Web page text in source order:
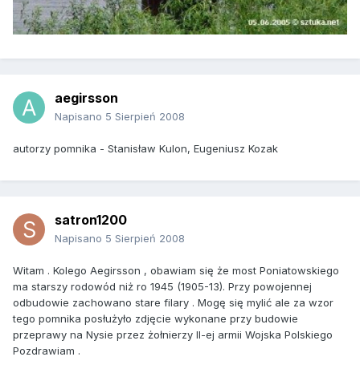
aegirsson
Napisano 5 Sierpień 2008
autorzy pomnika - Stanisław Kulon, Eugeniusz Kozak
satron1200
Napisano 5 Sierpień 2008
Witam . Kolego Aegirsson , obawiam się że most Poniatowskiego
ma starszy rodowód niż ro 1945 (1905-13). Przy powojennej
odbudowie zachowano stare filary . Mogę się mylić ale za wzor
tego pomnika posłużyło zdjęcie wykonane przy budowie
przeprawy na Nysie przez żołnierzy II-ej armii Wojska Polskiego
Pozdrawiam .